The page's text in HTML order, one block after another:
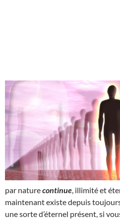
par naturecontinue , illimité et
maintenant existe depuis
une sorte d’éternel présent, si